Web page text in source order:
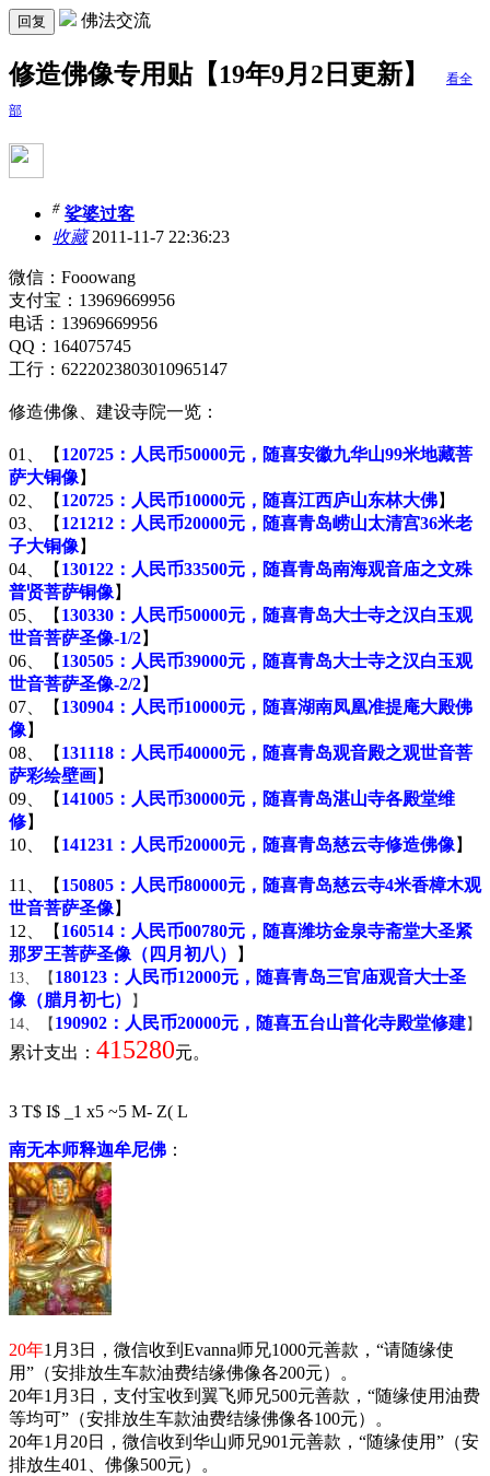
回复 佛法交流
修造佛像专用贴【19年9月2日更新】 看全
部
# 娑婆过客
收藏2011-11-7 22:36:23
微信：Fooowang
支付宝：13969669956
电话：13969669956
QQ：164075745
工行：6222023803010965147
修造佛像、建设寺院一览：
01、【 120725：人民币50000元，随喜安徽九华山99米地藏菩
萨大铜像 】
02、【 120725：人民币10000元，随喜江西庐山东林大佛】
03、【 121212：人民币20000元，随喜青岛崂山太清宫36米老
子大铜像 】
04、【 130122：人民币33500元，随喜青岛南海观音庙之文殊
普贤菩萨铜像 】
05、【 130330：人民币50000元，随喜青岛大士寺之汉白玉观
世音菩萨圣像-1/2】
06、【 130505：人民币39000元，随喜青岛大士寺之汉白玉观
世音菩萨圣像-2/2】
07、【 130904：人民币10000元，随喜湖南凤凰准提庵大殿佛
像 】
08、【 131118：人民币40000元，随喜青岛观音殿之观世音菩
萨彩绘壁画】
09、【 141005：人民币30000元，随喜青岛湛山寺各殿堂维
修】
10、【 141231：人民币20000元，随喜青岛慈云寺修造佛像 】
11、【 150805：人民币80000元，随喜青岛慈云寺4米香樟木观
世音菩萨圣像 】
12、【 160514：人民币00780元，随喜潍坊金泉寺斋堂大圣紧
那罗王菩萨圣像（四月初八）
】
13、【 180123：人民币12000元，随喜青岛三官庙观音大士圣
像（腊月初七）
】
14、【 190902：人民币20000元，随喜五台山普化寺殿堂修建】
累计支出： 415280元。
3 T$ I$ _1 x5 ~5 M- Z( L
南无本师释迦牟尼佛 ：
20年1月3日，微信收到Evanna师兄1000元善款，“请随缘使
用”（安排放生车款油费结缘佛像各200元）。
20年1月3日，支付宝收到翼飞师兄500元善款，“随缘使用油费
等均可”（安排放生车款油费结缘佛像各100元）。
20年1月20日，微信收到华山师兄901元善款，“随缘使用”（安
排放生401、佛像500元）。